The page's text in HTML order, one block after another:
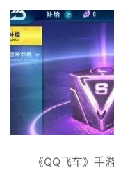
《QQ飞车》手